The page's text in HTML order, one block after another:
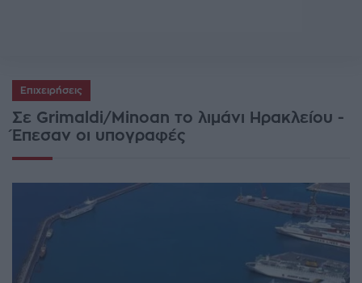
Επιχειρήσεις
Σε Grimaldi/Μinoan το λιμάνι Ηρακλείου -
Έπεσαν οι υπογραφές